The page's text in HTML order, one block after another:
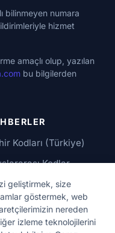
geliştirmek, size
göstermek, web
nereden
izleme teknolojilerini
bilinmeyen numara
hizmet
amaçlı olup, yazılan
bu bilgilerden
Kodları (Türkiye)
Kodlar
Numaralar